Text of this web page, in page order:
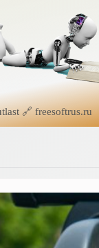
материалы /
🔗 freesoftrus.ru